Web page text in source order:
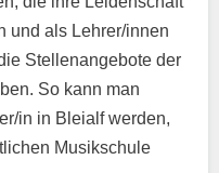
und als Lehrer/innen
Stellenangebote der
So kann man
in in Bleialf werden,
Musikschule